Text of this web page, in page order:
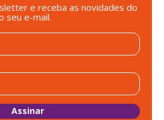
e receba as novidades do
seu e-mail.